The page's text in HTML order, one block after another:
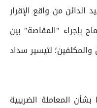
الدائن من واقع الإقرار
بإجراء "المقاصة" بين
والمكلفين؛ لتيسير سداد
بشأن المعاملة الضريبية